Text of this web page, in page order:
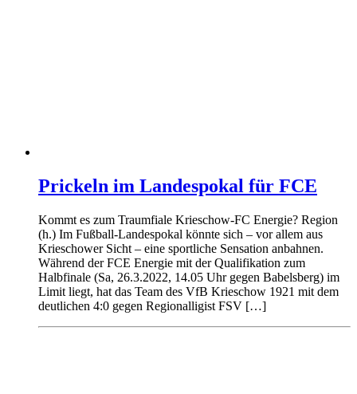
Prickeln im Landespokal für FCE
Kommt es zum Traumfiale Krieschow-FC Energie? Region
(h.) Im Fußball-Landespokal könnte sich – vor allem aus
Krieschower Sicht – eine sportliche Sensation anbahnen.
Während der FCE Energie mit der Qualifikation zum
Halbfinale (Sa, 26.3.2022, 14.05 Uhr gegen Babelsberg) im
Limit liegt, hat das Team des VfB Krieschow 1921 mit dem
deutlichen 4:0 gegen Regionalligist FSV […]